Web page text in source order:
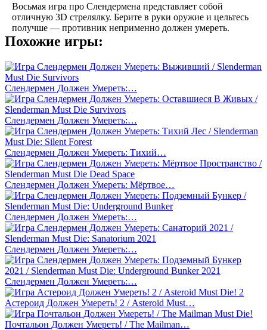
Восьмая игра про Слендермена представляет собой
отличную 3D стрелялку. Берите в руки оружие и цельтесь
получше — противник неприменно должен умереть.
Похожие игры:
Слендермен Должен Умереть:…
Слендермен Должен Умереть:…
Слендермен Должен Умереть: Тихий…
Слендермен Должен Умереть: Мёртвое…
Слендермен Должен Умереть:…
Слендермен Должен Умереть:…
Слендермен Должен Умереть:…
Астероид Должен Умереть! 2 / Asteroid Must…
Почтальон Должен Умереть! / The Mailman…